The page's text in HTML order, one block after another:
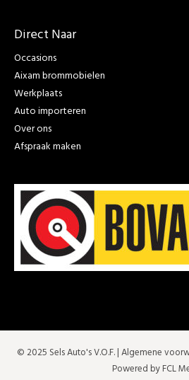
Direct Naar
Occasions
Aixam brommobielen
Werkplaats
Auto importeren
Over ons
Afspraak maken
© 2025 Sels Auto's V.O.F. |Algemene
Powered by FCL